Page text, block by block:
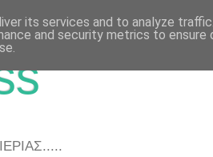
its services and to analyze
and security metrics to